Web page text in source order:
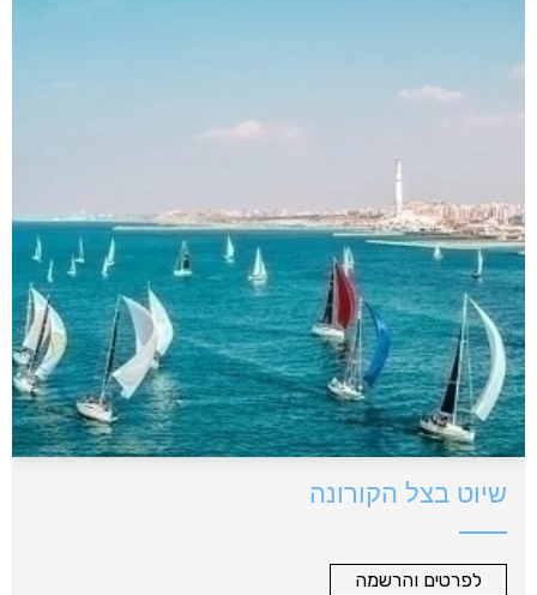
שיוט בצל הקורונה
לפרטים והרשמה